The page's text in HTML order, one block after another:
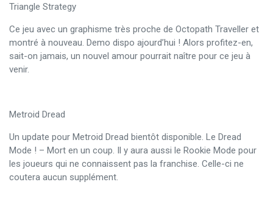
Triangle Strategy
Ce jeu avec un graphisme très proche de Octopath Traveller et
montré à nouveau. Demo dispo ajourd’hui ! Alors profitez-en,
sait-on jamais, un nouvel amour pourrait naître pour ce jeu à
venir.
Metroid Dread
Un update pour Metroid Dread bientôt disponible. Le Dread
Mode ! – Mort en un coup. Il y aura aussi le Rookie Mode pour
les joueurs qui ne connaissent pas la franchise. Celle-ci ne
coutera aucun supplément.